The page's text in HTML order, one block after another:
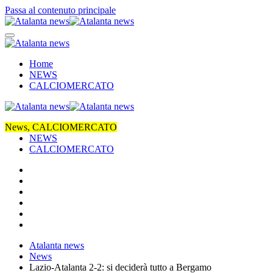
Passa al contenuto principale
Home
NEWS
CALCIOMERCATO
Home
NEWS
CALCIOMERCATO
Atalanta news
News
Lazio-Atalanta 2-2: si deciderà tutto a Bergamo
News
News, CALCIOMERCATO
News, CALCIOMERCATO
CALCIOMERCATO, News
CALCIOMERCATO, News
CALCIOMERCATO, News
News
News
CALCIOMERCATO, News
News, CALCIOMERCATO